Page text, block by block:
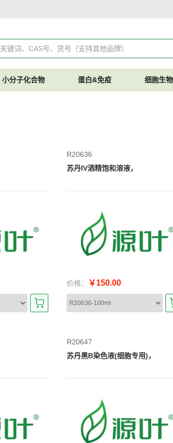
小分子化合物 蛋白&免疫 细胞生
R20636
苏丹IV酒精饱和溶液，
价格： ￥150.00
R20647
苏丹黑B染色液(细胞专用)，